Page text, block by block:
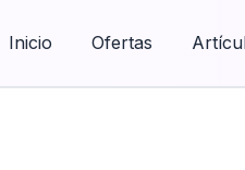
Inicio Ofertas